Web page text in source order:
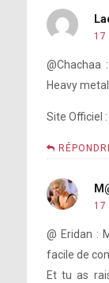
17
@Chachaa
Heavy
Site Officiel :
17
@ Eridan :
facile de
Et tu as